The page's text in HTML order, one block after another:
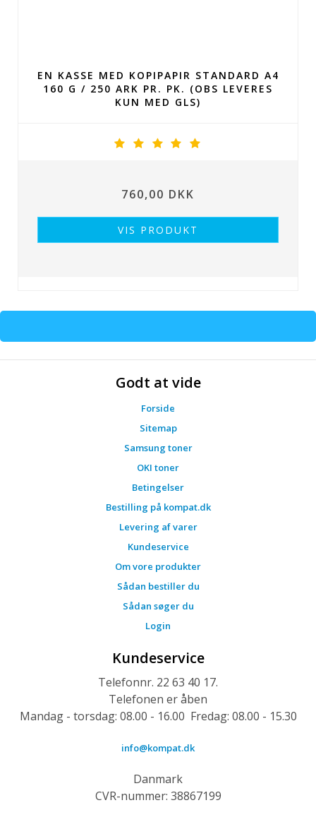
EN KASSE MED KOPIPAPIR STANDARD A4
160 G / 250 ARK PR. PK. (OBS LEVERES
KUN MED GLS)
760,00 DKK
VIS PRODUKT
Godt at vide
Forside
Sitemap
Samsung toner
OKI toner
Betingelser
Bestilling på kompat.dk
Levering af varer
Kundeservice
Om vore produkter
Sådan bestiller du
Sådan søger du
Login
Kundeservice
Telefonnr. 22 63 40 17.
Telefonen er åben
Mandag - torsdag: 08.00 - 16.00 Fredag: 08.00 - 15.30
info@kompat.dk
Danmark
CVR-nummer: 38867199